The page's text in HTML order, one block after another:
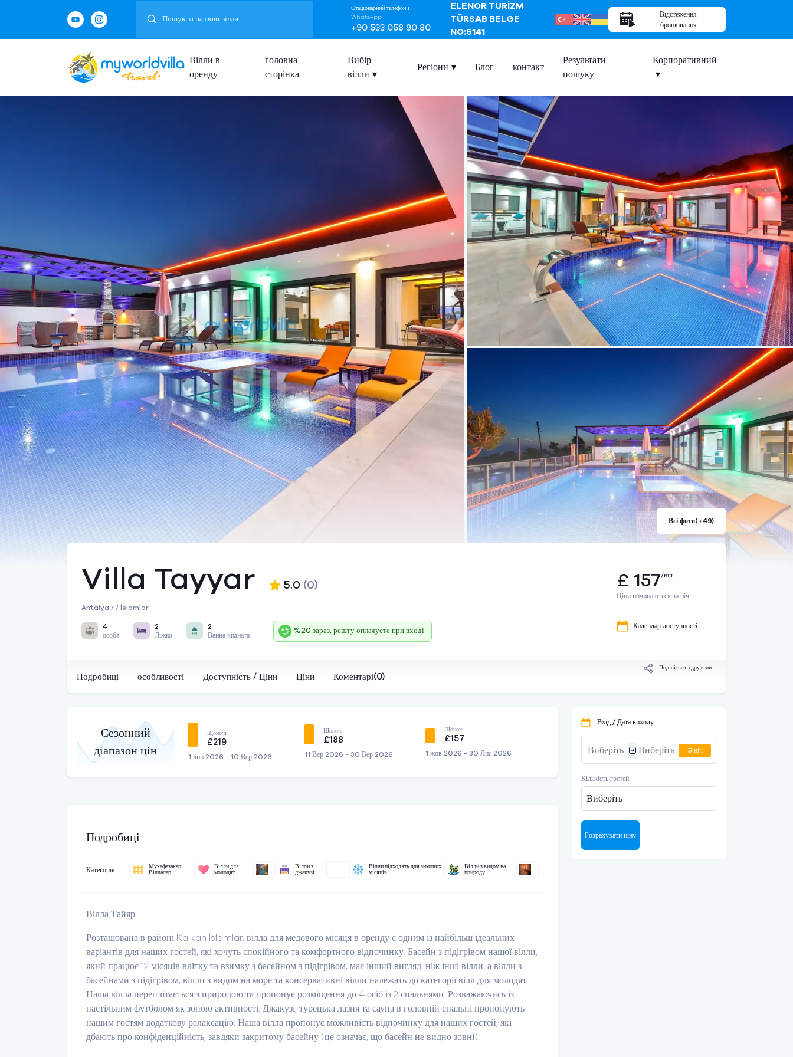
Стаціонарний телефон і
WhatsApp
+90 533 058 90 80
ELENOR TURİZM
TÜRSAB BELGE
NO:5141
Відстеження
бронювання
Вілли в
оренду
головна
сторінка
Вибір
вілли
Регіони Блог контакт
Результати
пошуку
Корпоративний
Всі фото(+49)
Villa Tayyar
Antalya / / İslamlar
5.0 (0)
4
особа
2
Ліжко
2
Ванна кімната
%20 зараз, решту оплачуєте при вході
£ 157/ніч
Ціни починаються за ніч
Календар доступності
Подробиці особливості Доступність / Ціни Ціни Коментарі(0)
Поділіться з друзями
Сезонний
діапазон цін
Щоночі
£219
1 лип 2026 - 10 Вер 2026
Щоночі
£188
11 Вер 2026 - 30 Вер 2026
Щоночі
£157
1 жов 2026 - 30 Лис 2026
Подробиці
Категорія
Мухафазакар
Віллалар
Вілли для
молодят
Вілли з
джакузі
Вілли підходять для зимових
місяців
Вілли з видом на
природу
Вілла Тайяр
Розташована в районі Kalkan İslamlar, вілла для медового місяця в оренду є одним із найбільш ідеальних
варіантів для наших гостей, які хочуть спокійного та комфортного відпочинку. Басейн з підігрівом нашої вілли,
який працює 12 місяців влітку та взимку з басейном з підігрівом, має інший вигляд, ніж інші вілли, а вілли з
басейнами з підігрівом, вілли з видом на море та консервативні вілли належать до категорії вілл для молодят.
Наша вілла переплітається з природою та пропонує розміщення до 4 осіб із 2 спальнями. Розважаючись із
настільним футболом як зоною активності. Джакузі, турецька лазня та сауна в головній спальні пропонують
нашим гостям додаткову релаксацію. Наша вілла пропонує можливість відпочинку для наших гостей, які
дбають про конфіденційність, завдяки закритому басейну (це означає, що басейн не видно зовні).
Вхід / Дата виходу
5 ніч
Кількість гостей
Виберіть
Розрахувати ціну